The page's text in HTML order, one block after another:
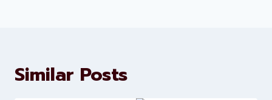
Similar Posts